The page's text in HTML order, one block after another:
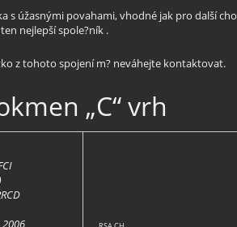
s úžasnými povahami, vhodné jak pro další
ten nejlepší spole?ník .
z tohoto spojení m? neváhejte kontaktovat.
„C“ vrh
2006